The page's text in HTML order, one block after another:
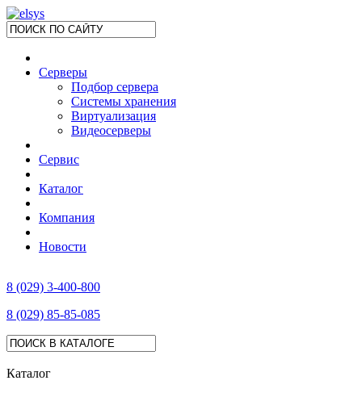
Серверы
Подбор сервера
Системы хранения
Виртуализация
Видеосерверы
Сервис
Каталог
Компания
Новости
8 (029) 3-400-800
8 (029) 85-85-085
Каталог